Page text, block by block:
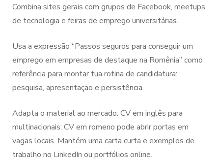
Combina sites gerais com grupos de Facebook, meetups
de tecnologia e feiras de emprego universitárias.
Usa a expressão “Passos seguros para conseguir um
emprego em empresas de destaque na Romênia” como
referência para montar tua rotina de candidatura:
pesquisa, apresentação e persistência.
Adapta o material ao mercado: CV em inglês para
multinacionais; CV em romeno pode abrir portas em
vagas locais. Mantém uma carta curta e exemplos de
trabalho no LinkedIn ou portfólios online.